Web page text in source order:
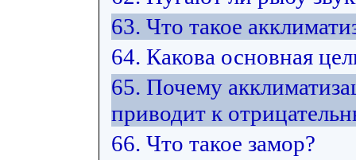
63. Что такое
64. Какова основная
65. Почему
приводит к
66. Что такое замор?